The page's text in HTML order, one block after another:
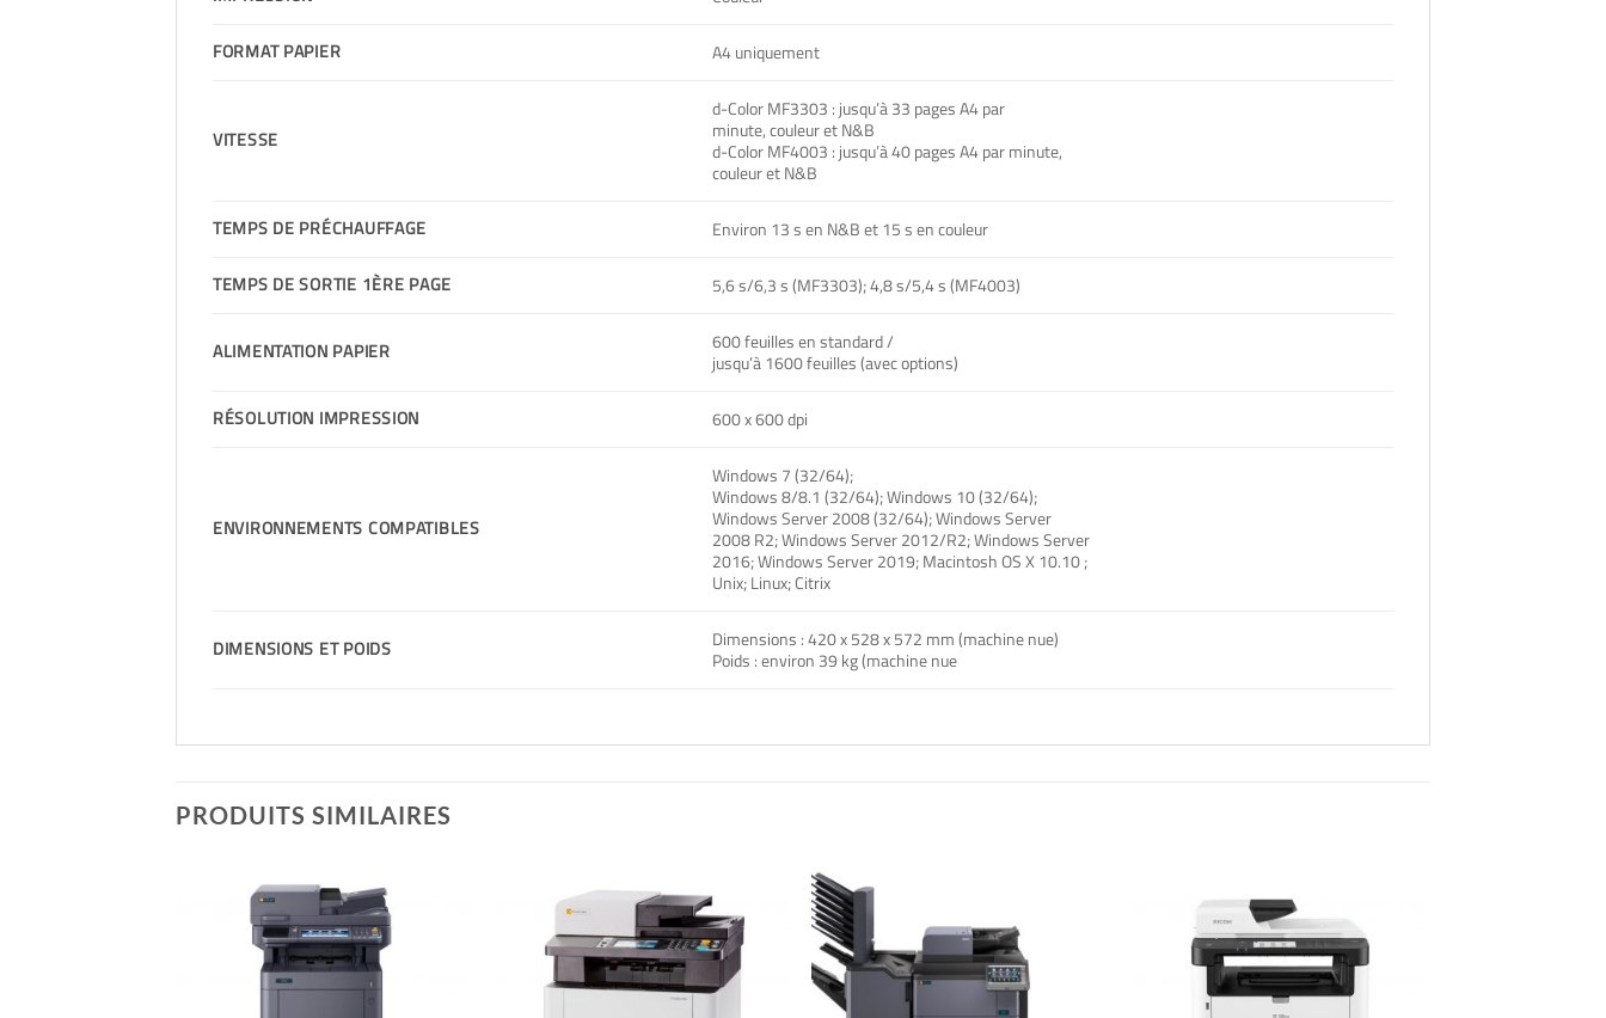
FORMAT PAPIER A4 uniquement
VITESSE
d-Color MF3303 : jusqu’à 33 pages A4 par
minute, couleur et N&B
d-Color MF4003 : jusqu’à 40 pages A4 par minute,
couleur et N&B
TEMPS DE PRÉCHAUFFAGE Environ 13 s en N&B et 15 s en couleur
TEMPS DE SORTIE 1ÈRE PAGE 5,6 s/6,3 s (MF3303); 4,8 s/5,4 s (MF4003)
ALIMENTATION PAPIER
600 feuilles en standard /
jusqu’à 1600 feuilles (avec options)
RÉSOLUTION IMPRESSION 600 x 600 dpi
ENVIRONNEMENTS COMPATIBLES
Windows 7 (32/64);
Windows 8/8.1 (32/64); Windows 10 (32/64);
Windows Server 2008 (32/64); Windows Server
2008 R2; Windows Server 2012/R2; Windows Server
2016; Windows Server 2019; Macintosh OS X 10.10 ;
Unix; Linux; Citrix
DIMENSIONS ET POIDS
Dimensions : 420 x 528 x 572 mm (machine nue)
Poids : environ 39 kg (machine nue
PRODUITS SIMILAIRES